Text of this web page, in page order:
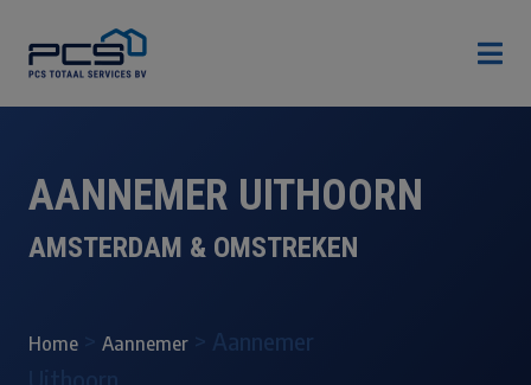

AANNEMER UITHOORN
AMSTERDAM & OMSTREKEN
Home Aannemer > Aannemer